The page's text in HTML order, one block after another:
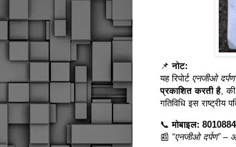
📌नोट:
यह रिपोर्ट एनजीओ दर्पण
प्रकाशित करती है,
गतिविधि इस
📞मोबाइल:
📰 “एनजीओ दर्पण”